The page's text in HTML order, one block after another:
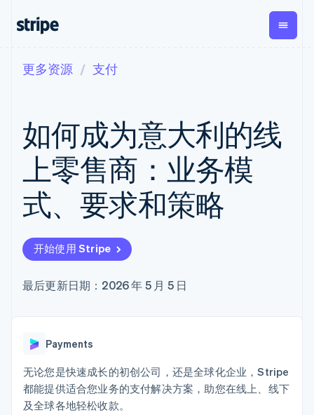
支付
在线支付
Managed
Payments
备案商家解决
方案
Payment links
无代码支付
预构建支付界
面
Elements
灵活的 UI 组件
支付方式
125+
线下支付
Boost
支付成功率优
化
Link
经常性收入
Metronome
按用量计费
Subscriptions
订阅管理
Invoicing
一次性或定期
Tax
销售税和增值
Revenue
Recognition
Stripe Sigma
Global
Payouts
向第三
方打款
Crypto
稳定币
按企业阶段
按应用场景
智能体商务
加密货币
电子商务
嵌入式金融
财务自动化
全球化企业
交易市场
按行业
AI 企业
文档
库与 SDK
Stripe Apps
指南
接受线上付款
实施预建结账流程
构建平台或交易市场
管理订阅
发行稳定币支持的支付卡
应用程序集成
代码示例
开发者博客
学习
指南
支持
获取支持
管理支持方案
专业服务
公司
Stripe Press
更多资源 支付
如何成为意大利的线
上零售商：业务模
式、要求和策略
开始使用 Stripe
最后更新日期：2026 年 5 月 5 日
Payments
无论您是快速成长的初创公司，还是全球化企业，Stripe
都能提供适合您业务的支付解决方案，助您在线上、线下
及全球各地轻松收款。